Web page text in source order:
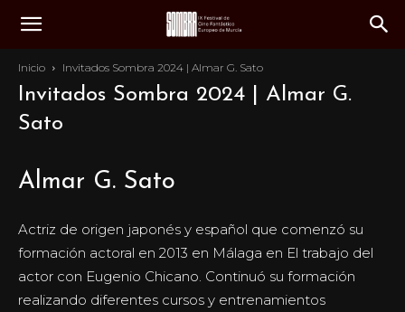
Inicio Invitados Sombra 2024 | Almar G. Sato
Invitados Sombra 2024 | Almar G.
Sato
Almar G. Sato
Actriz de origen japonés y español que comenzó su
formación actoral en 2013 en Málaga en El trabajo del
actor con Eugenio Chicano. Continuó su formación
realizando diferentes cursos y entrenamientos